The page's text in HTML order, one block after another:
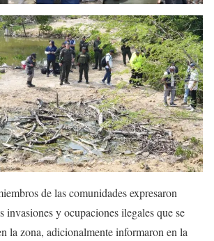
de las comunidades expresaron
invasiones y ocupaciones ilegales que se
la zona, adicionalmente informaron en la